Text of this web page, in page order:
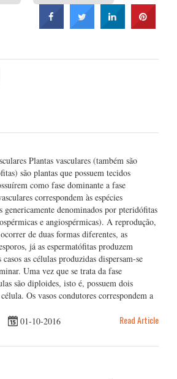
Plantas vasculares (também são
são plantas que possuem tecidos
como fase dominante a fase
correspondem às espécies
genericamente denominados por pteridófitas
e angiospérmicas). A reprodução,
de duas formas diferentes, as
já as espermatófitas produzem
as células produzidas dispersam-se
Uma vez que se trata da fase
são diploides, isto é, possuem dois
Os vasos condutores correspondem a
01-10-2016 Read Article